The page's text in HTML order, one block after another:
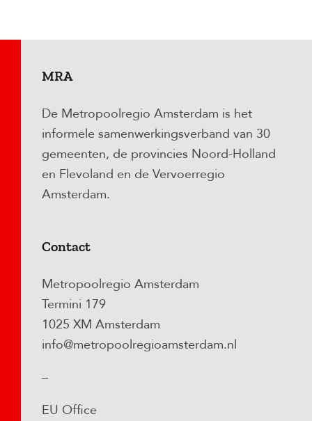
MRA
De Metropoolregio Amsterdam is het
informele samenwerkingsverband van 30
gemeenten, de provincies Noord-Holland
en Flevoland en de Vervoerregio
Amsterdam.
Contact
Metropoolregio Amsterdam
Termini 179
1025 XM Amsterdam
info@metropoolregioamsterdam.nl
–
EU Office